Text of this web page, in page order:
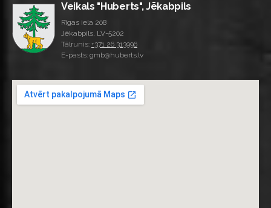
Veikals "Huberts", Jēkabpils
Rīgas iela 208
Jēkabpils, LV-5202
Tālrunis: +371 26 313996
E-pasts: gmb@huberts.lv